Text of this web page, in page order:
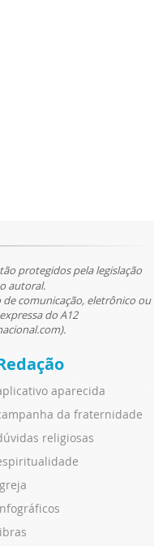
protegidos pela legislação
autoral.
comunicação, eletrônico ou
do A12
aparecida
da fraternidade
religiosas